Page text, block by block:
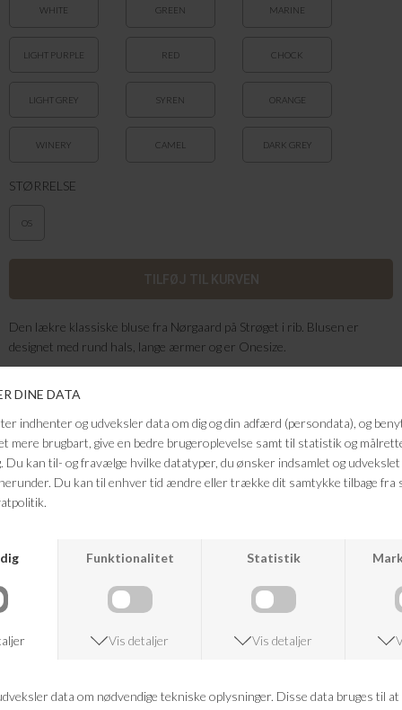
WHITE GREEN MARINE
LIGHT PURPLE RED CHOCK
LIGHT GREY SYREN ORANGE
WINERY CAMEL DARK GREY
STØRRELSE
OS
Den lækre klassiske bluse fra Nørgaard på Strøget i rib. Blusen er
designet med rund hals, lange ærmer og er Onesize.
Kvalitet: 100% BCI Bomuld
Vaskeanvisning:Finvask 40 grader
Må ikke tørretromles
For at bevare længden - skal du rive i den lige efter du har vasket den.
FRAGTFRI LEVERING
14 DAGES RETURRET
+46 86 60 21 22